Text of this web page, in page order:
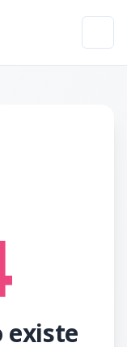
existe